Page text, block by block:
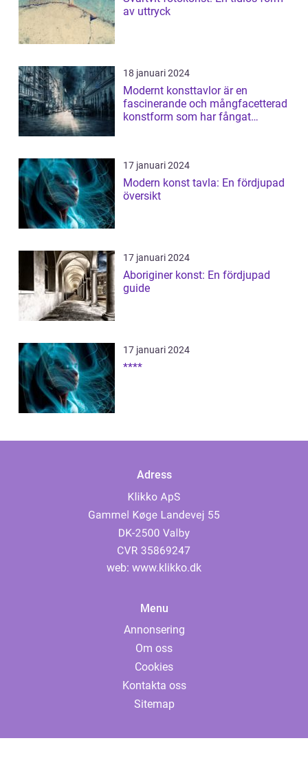
av uttryck
18 januari 2024
Modernt konsttavlor är en
fascinerande och mångfacetterad
konstform som har fångat
17 januari 2024
Modern konst tavla: En fördjupad
översikt
17 januari 2024
Aboriginer konst: En fördjupad
guide
17 januari 2024
****
Adress
web: www.klikko.dk
Menu
Annonsering
Om oss
Cookies
Kontakta oss
Sitemap